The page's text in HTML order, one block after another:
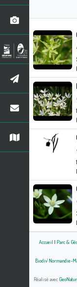
1
Accueil | Parc &
Biodiv' Normandie-
Réalisé avec